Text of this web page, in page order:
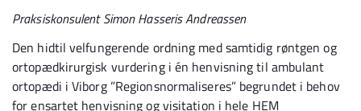
Praksiskonsulent Simon Hasseris Andreassen
Den hidtil velfungerende ordning med samtidig røntgen og
ortopædkirurgisk vurdering i én henvisning til ambulant
ortopædi i Viborg ”Regionsnormaliseres” begrundet i behov
for ensartet henvisning og visitation i hele HEM